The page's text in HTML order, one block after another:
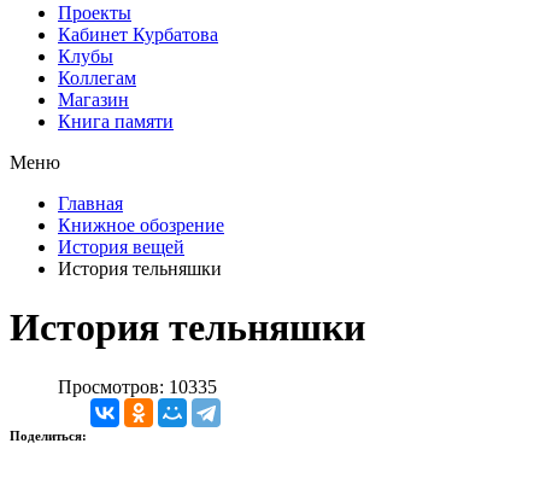
Проекты
Кабинет Курбатова
Клубы
Коллегам
Магазин
Книга памяти
Меню
Главная
Книжное обозрение
История вещей
История тельняшки
История тельняшки
Просмотров: 10335
Поделиться: